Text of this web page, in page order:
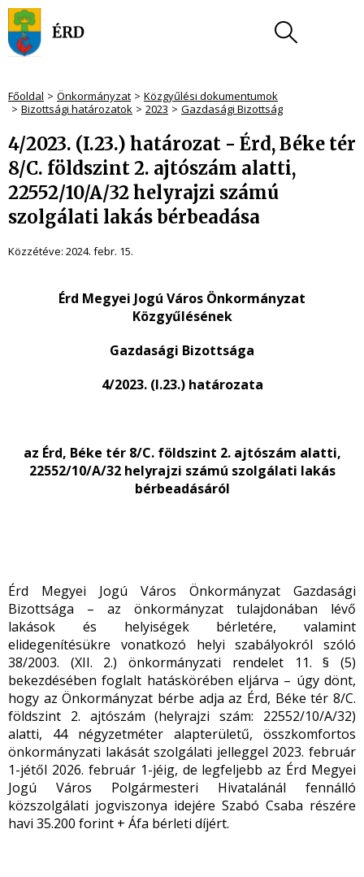
Főoldal Önkormányzat
Közgyűlési dokumentumok
Bizottsági határozatok
2023 Gazdasági Bizottság
4/2023. (I.23.) határozat - Érd, Béke tér
8/C. földszint 2. ajtószám alatti,
22552/10/A/32 helyrajzi számú
szolgálati lakás bérbeadása
Közzétéve: 2024. febr. 15.
Érd Megyei Jogú Város Önkormányzat
Közgyűlésének
Gazdasági Bizottsága
4/2023. (I.23.) határozata
az Érd, Béke tér 8/C. földszint 2. ajtószám alatti,
22552/10/A/32 helyrajzi számú szolgálati lakás
bérbeadásáról
Érd Megyei Jogú Város Önkormányzat Gazdasági
Bizottsága – az önkormányzat tulajdonában lévő
lakások és helyiségek bérletére, valamint
elidegenítésükre vonatkozó helyi szabályokról szóló
38/2003. (XII. 2.) önkormányzati rendelet 11. § (5)
bekezdésében foglalt hatáskörében eljárva – úgy dönt,
hogy az Önkormányzat bérbe adja az Érd, Béke tér 8/C.
földszint 2. ajtószám (helyrajzi szám: 22552/10/A/32)
alatti, 44 négyzetméter alapterületű, összkomfortos
önkormányzati lakását szolgálati jelleggel 2023. február
1-jétől 2026. február 1-jéig, de legfeljebb az Érd Megyei
Jogú Város Polgármesteri Hivatalánál fennálló
közszolgálati jogviszonya idejére Szabó Csaba részére
havi 35.200 forint + Áfa bérleti díjért.